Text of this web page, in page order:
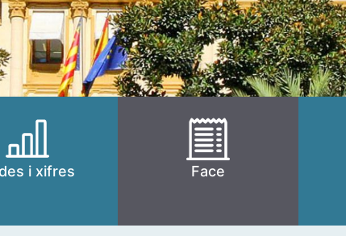
i xifres Face